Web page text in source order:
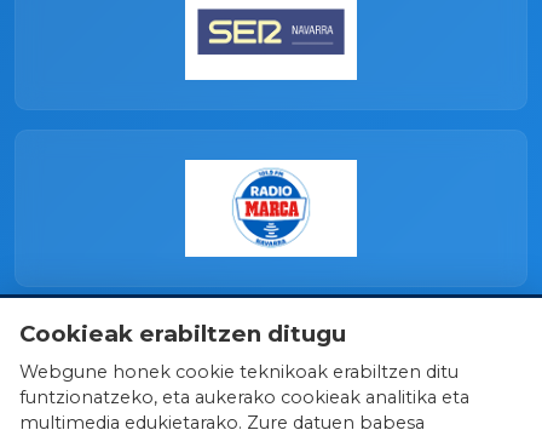
Cookieak erabiltzen ditugu
Webgune honek cookie teknikoak erabiltzen ditu
funtzionatzeko, eta aukerako cookieak analitika eta
multimedia edukietarako. Zure datuen babesa